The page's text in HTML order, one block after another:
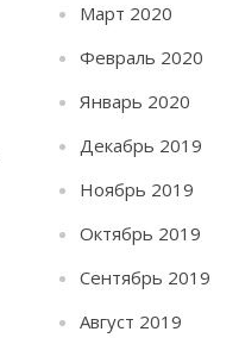
Март 2020
Февраль 2020
Январь 2020
Декабрь 2019
Ноябрь 2019
Октябрь 2019
Сентябрь 2019
Август 2019